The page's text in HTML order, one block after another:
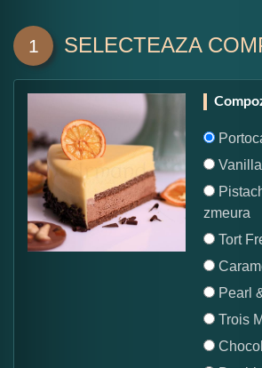
1 SELECTEAZA
zmeura
Tort
Pearl
Trois